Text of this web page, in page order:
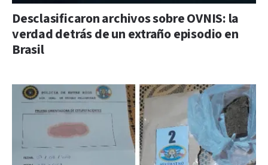
Desclasificaron archivos sobre OVNIS: la
verdad detrás de un extraño episodio en
Brasil